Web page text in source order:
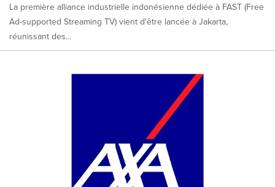
La première alliance industrielle indonésienne dédiée à FAST (Free
Ad-supported Streaming TV) vient d'être lancée à Jakarta,
réunissant des...